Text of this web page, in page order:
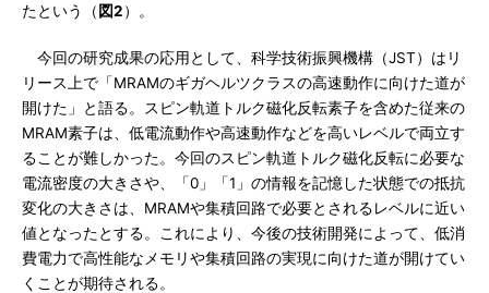
たという（図2）。
今回の研究成果の応用として、科学技術振興機構（JST）はリ
リース上で「MRAMのギガヘルツクラスの高速動作に向けた道が
開けた」と語る。スピン軌道トルク磁化反転素子を含めた従来の
MRAM素子は、低電流動作や高速動作などを高いレベルで両立す
ることが難しかった。今回のスピン軌道トルク磁化反転に必要な
電流密度の大きさや、「0」「1」の情報を記憶した状態での抵抗
変化の大きさは、MRAMや集積回路で必要とされるレベルに近い
値となったとする。これにより、今後の技術開発によって、低消
費電力で高性能なメモリや集積回路の実現に向けた道が開けてい
くことが期待される。